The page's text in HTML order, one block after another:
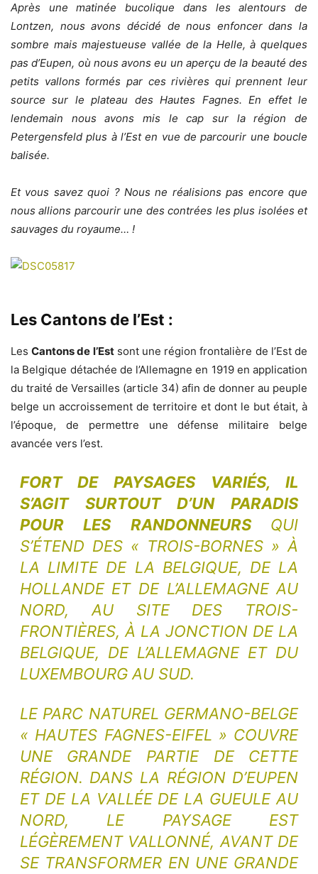
Après une matinée bucolique dans les alentours de
Lontzen, nous avons décidé de nous enfoncer dans la
sombre mais majestueuse vallée de la Helle, à quelques
pas d’Eupen, où nous avons eu un aperçu de la beauté des
petits vallons formés par ces rivières qui prennent leur
source sur le plateau des Hautes Fagnes. En effet le
lendemain nous avons mis le cap sur la région de
Petergensfeld plus à l’Est en vue de parcourir une boucle
balisée.
Et vous savez quoi ? Nous ne réalisions pas encore que
nous allions parcourir une des contrées les plus isolées et
sauvages du royaume… !
Les Cantons de l’Est :
LesCantons de l’Estsont une région frontalière de l’Est de
la Belgique détachée de l’Allemagne en 1919 en application
du traité de Versailles (article 34) afin de donner au peuple
belge un accroissement de territoire et dont le but était, à
l’époque, de permettre une défense militaire belge
avancée vers l’est.
FORT DE PAYSAGES VARIÉS, IL
S’AGIT SURTOUT D’UN PARADIS
POUR LES RANDONNEURS QUI
S’ÉTEND DES « TROIS-BORNES » À
LA LIMITE DE LA BELGIQUE, DE LA
HOLLANDE ET DE L’ALLEMAGNE AU
NORD, AU SITE DES TROIS-
FRONTIÈRES, À LA JONCTION DE LA
BELGIQUE, DE L’ALLEMAGNE ET DU
LUXEMBOURG AU SUD.
LE PARC NATUREL GERMANO-BELGE
« HAUTES FAGNES-EIFEL » COUVRE
UNE GRANDE PARTIE DE CETTE
RÉGION. DANS LA RÉGION D’EUPEN
ET DE LA VALLÉE DE LA GUEULE AU
NORD, LE PAYSAGE EST
LÉGÈREMENT VALLONNÉ, AVANT DE
SE TRANSFORMER EN UNE GRANDE